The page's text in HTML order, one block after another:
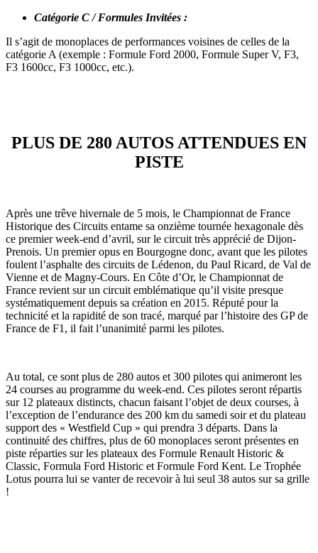
Catégorie C / Formules Invitées :
Il s’agit de monoplaces de performances voisines de celles de la
catégorie A (exemple : Formule Ford 2000, Formule Super V, F3,
F3 1600cc, F3 1000cc, etc.).
PLUS DE 280 AUTOS ATTENDUES EN
PISTE
Après une trêve hivernale de 5 mois, le Championnat de France
Historique des Circuits entame sa onzième tournée hexagonale dès
ce premier week-end d’avril, sur le circuit très apprécié de Dijon-
Prenois. Un premier opus en Bourgogne donc, avant que les pilotes
foulent l’asphalte des circuits de Lédenon, du Paul Ricard, de Val de
Vienne et de Magny-Cours. En Côte d’Or, le Championnat de
France revient sur un circuit emblématique qu’il visite presque
systématiquement depuis sa création en 2015. Réputé pour la
technicité et la rapidité de son tracé, marqué par l’histoire des GP de
France de F1, il fait l’unanimité parmi les pilotes.
Au total, ce sont plus de 280 autos et 300 pilotes qui animeront les
24 courses au programme du week-end. Ces pilotes seront répartis
sur 12 plateaux distincts, chacun faisant l’objet de deux courses, à
l’exception de l’endurance des 200 km du samedi soir et du plateau
support des « Westfield Cup » qui prendra 3 départs. Dans la
continuité des chiffres, plus de 60 monoplaces seront présentes en
piste réparties sur les plateaux des Formule Renault Historic &
Classic, Formula Ford Historic et Formule Ford Kent. Le Trophée
Lotus pourra lui se vanter de recevoir à lui seul 38 autos sur sa grille
!